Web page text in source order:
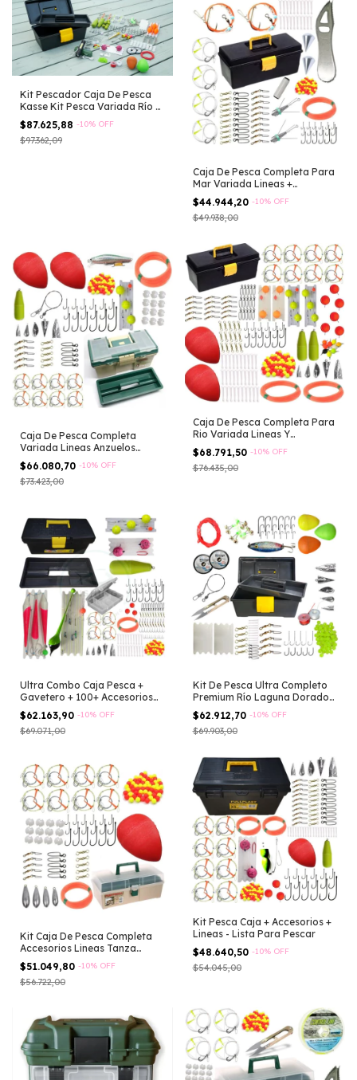
Kit Pescador Caja De Pesca
Kasse Kit Pesca Variada Río Y
Laguna
$87.625,88 -10% OFF
$97.362,09
Caja De Pesca Completa Para
Mar Variada Lineas +
Accesorios!
$44.944,20 -10% OFF
$49.938,00
Caja De Pesca Completa
Variada Lineas Anzuelos
Plomadas Lineas
Mosquetones Esmerillones
Perlas Hilo Tanza
$66.080,70 -10% OFF
$73.423,00
Caja De Pesca Completa Para
Rio Variada Lineas Y
Accesorios! Esmerillones
Plomadas Tanza
Mosquetones
$68.791,50 -10% OFF
$76.435,00
Ultra Combo Caja Pesca +
Gavetero + 100+ Accesorios
Rio Lago
$62.163,90 -10% OFF
$69.071,00
Kit De Pesca Ultra Completo
Premium Río Laguna Dorado
Lineas
$62.912,70 -10% OFF
$69.903,00
Kit Caja De Pesca Completa
Accesorios Lineas Tanza
Anzuelos
$51.049,80 -10% OFF
$56.722,00
Kit Pesca Caja + Accesorios +
Lineas - Lista Para Pescar
$48.640,50 -10% OFF
$54.045,00